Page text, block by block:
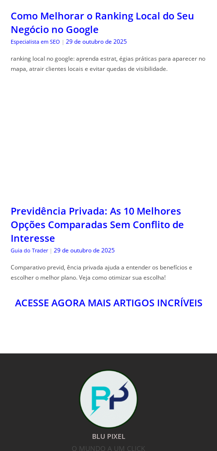
Como Melhorar o Ranking Local do Seu
Negócio no Google
Especialista em SEO | 29 de outubro de 2025
ranking local no google: aprenda estrat, égias práticas para aparecer no
mapa, atrair clientes locais e evitar quedas de visibilidade.
Previdência Privada: As 10 Melhores
Opções Comparadas Sem Conflito de
Interesse
Guia do Trader | 29 de outubro de 2025
Comparativo previd, ência privada ajuda a entender os benefícios e
escolher o melhor plano. Veja como otimizar sua escolha!
ACESSE AGORA MAIS ARTIGOS INCRÍVEIS
BLU PIXEL
O MUNDO A UM CLICK